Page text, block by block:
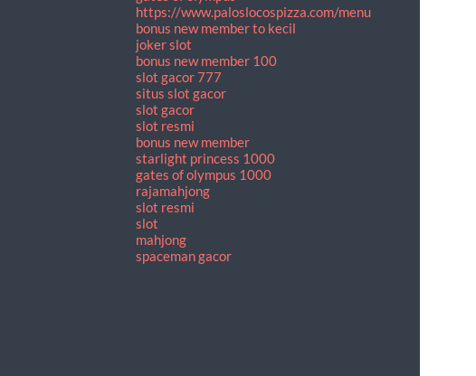
https://www.paloslocospizza.com/menu
bonus new member to kecil
joker slot
bonus new member 100
slot gacor 777
situs slot gacor
slot gacor
slot resmi
bonus new member
starlight princess 1000
gates of olympus 1000
rajamahjong
slot resmi
slot
mahjong
spaceman gacor